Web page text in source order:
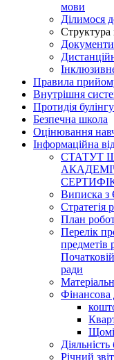
мови
Ділимося
Структура
Правила
Внутрішня
Протидія булінгу
Безпечна школа
Оцінювання
Інформаційна
СТАТУТ
Виписка з
Стратегія
План
Перелік
предметів
ради
Фінансова
Річний